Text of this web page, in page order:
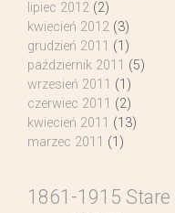
lipiec 2012 (2)
kwiecień 2012 (3)
grudzień 2011 (1)
październik 2011 (5)
wrzesień 2011 (1)
czerwiec 2011 (2)
kwiecień 2011 (13)
marzec 2011 (1)
1861-1915